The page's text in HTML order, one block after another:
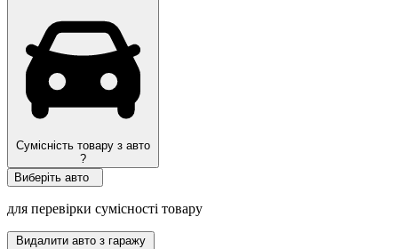
Сумісність товару з авто
?
Виберіть авто
для перевірки сумісності товару
Видалити авто з гаражу